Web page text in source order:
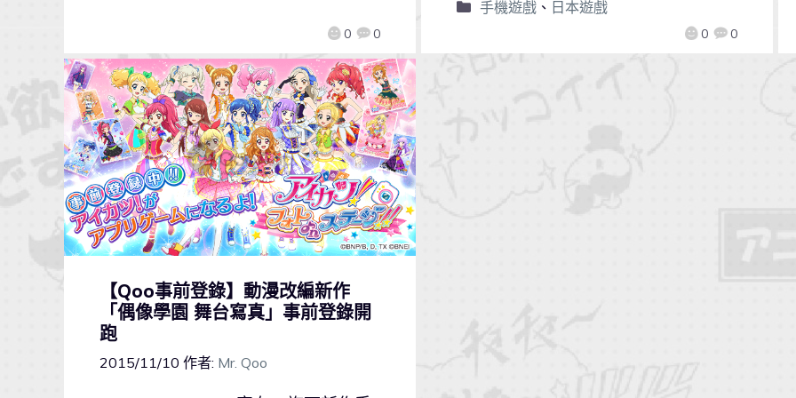
0 0 0 0
手機遊戲、 日本遊戲
【Qoo事前登錄】動漫改編新作
「偶像學園 舞台寫真」事前登錄開
跑
2015/11/10 作者: Mr. Qoo